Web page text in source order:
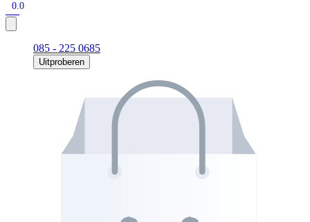
0.0
085 - 225 0685
Uitproberen